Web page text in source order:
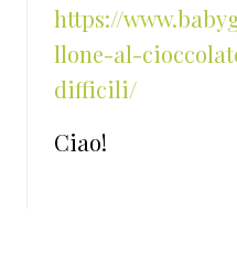
https://
llone-al-
difficili/
Ciao!